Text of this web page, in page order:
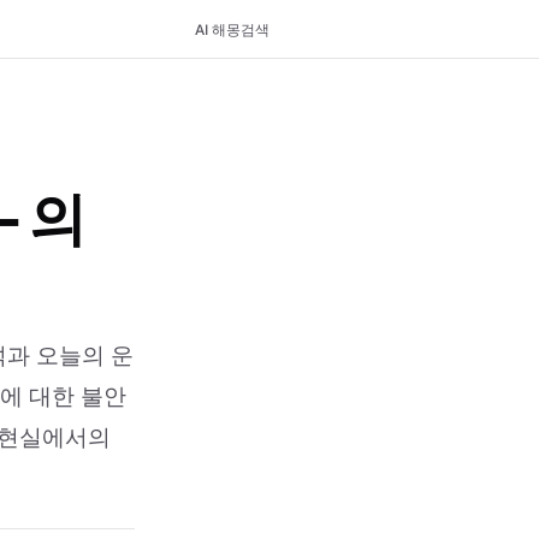
AI 해몽검색
의
오늘의 운
대한 불안
실에서의